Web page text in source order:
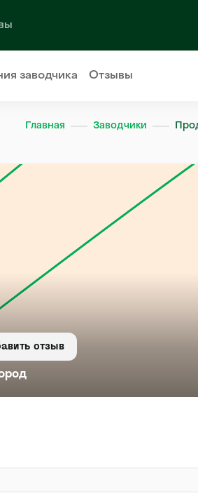
заводчика Отзывы
Главная Заводчики
отзыв